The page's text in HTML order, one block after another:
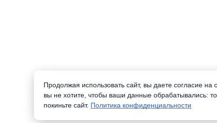
Продолжая использовать сайт, вы даете согласие
вы не хотите, чтобы ваши данные обрабатывались:
покиньте сайт. Политика конфиденциальности